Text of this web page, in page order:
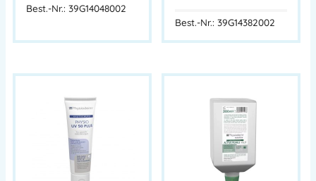
Best.-Nr.: 39G14048002
Best.-Nr.: 39G14382002